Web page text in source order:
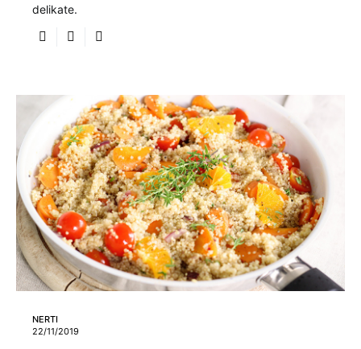
delikate.
NERTI
22/11/2019